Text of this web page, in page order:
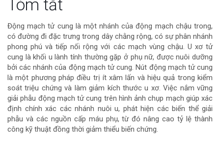
Nội
dung
chính
của
bài
viết
Tóm tắt
Động mạch tử cung là một nhánh của động mạch chậu trong,
có đường đi đặc trưng trong dây chằng rộng, có sự phân nhánh
phong phú và tiếp nối rộng với các mạch vùng chậu. U xơ tử
cung là khối u lành tính thường gặp ở phụ nữ, được nuôi dưỡng
bởi các nhánh của động mạch tử cung. Nút động mạch tử cung
là một phương pháp điều trị ít xâm lấn và hiệu quả trong kiểm
soát triệu chứng và làm giảm kích thước u xơ. Việc nắm vững
giải phẫu động mạch tử cung trên hình ảnh chụp mạch giúp xác
định chính xác các nhánh nuôi u, phát hiện các biến thể giải
phẫu và các nguồn cấp máu phụ, từ đó nâng cao tỷ lệ thành
công kỹ thuật đồng thời giảm thiểu biến chứng.